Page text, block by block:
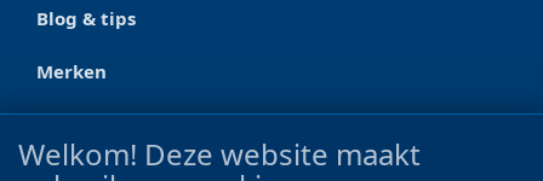
Blog & tips
Merken
CONTACT
Welkom! Deze website maakt